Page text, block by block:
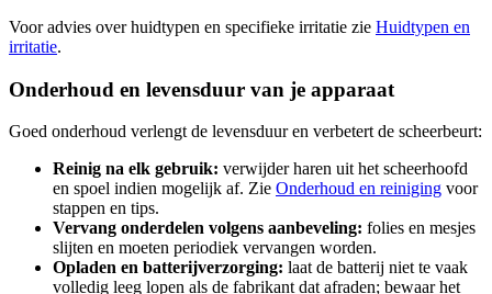
Voor advies over huidtypen en specifieke irritatie zie Huidtypen en
irritatie.
Onderhoud en levensduur van je apparaat
Goed onderhoud verlengt de levensduur en verbetert de scheerbeurt:
Reinig na elk gebruik: verwijder haren uit het scheerhoofd
en spoel indien mogelijk af. Zie Onderhoud en reiniging voor
stappen en tips.
Vervang onderdelen volgens aanbeveling: folies en mesjes
slijten en moeten periodiek vervangen worden.
Opladen en batterijverzorging: laat de batterij niet te vaak
volledig leeg lopen als de fabrikant dat afraden; bewaar het